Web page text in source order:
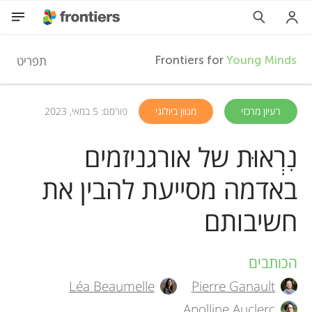
F
r
o
n
t
Frontiers forYoung Minds תפריט
השתתפות
רעיון מרכזי מגוון ביולוגי פורסם: 5 במאי, 2023
נִרְאוּת של אורגניזמים
באדמה מסייעת להבין את
חשיבותם
A
u
הכותבים
Pierre Ganault
Léa Beaumelle